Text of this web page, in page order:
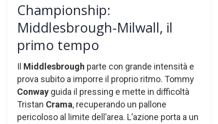
Championship:
Middlesbrough-Milwall, il
primo tempo
Il Middlesbrough parte con grande intensità e
prova subito a imporre il proprio ritmo. Tommy
Conway guida il pressing e mette in difficoltà
Tristan Crama, recuperando un pallone
pericoloso al limite dell’area. L’azione porta a un